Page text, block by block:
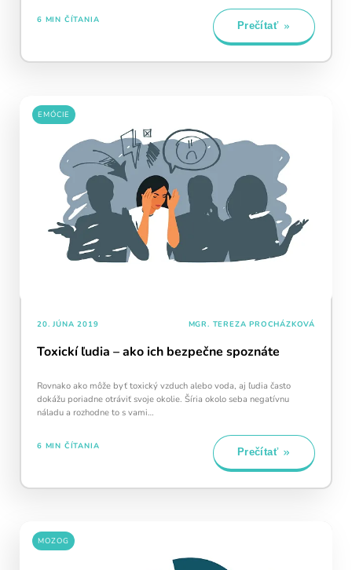
6 MIN ČÍTANIA
Prečítať
EMÓCIE
20. JÚNA 2019 MGR. TEREZA PROCHÁZKOVÁ
Toxickí ľudia – ako ich bezpečne spoznáte
Rovnako ako môže byť toxický vzduch alebo voda, aj ľudia často
dokážu poriadne otráviť svoje okolie. Šíria okolo seba negatívnu
náladu a rozhodne to s vami…
6 MIN ČÍTANIA
Prečítať
MOZOG